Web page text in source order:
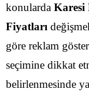
konularda Karesi
Fiyatları
göre reklam
seçimine dikkat
belirlenmesinde